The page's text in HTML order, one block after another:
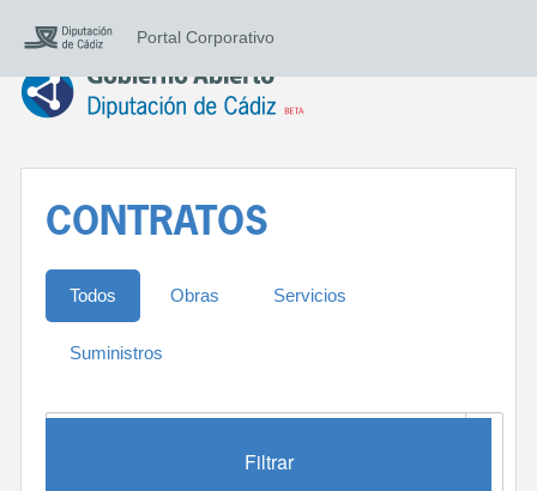
Portal Corporativo
CONTRATOS
Todos Obras Servicios
Suministros
Filtrar